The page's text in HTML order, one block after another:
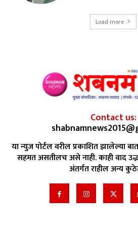
Load more
Contact us:
या न्युज पोर्टल वरील प्रकाशित झालेल्या
सहमत असतीलच असे नाही. काही वाद
अंतर्गत राहील अन्य